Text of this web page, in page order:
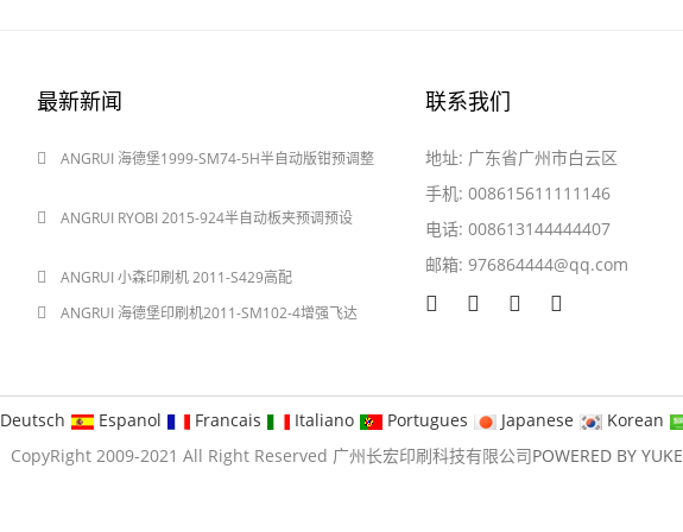
最新新闻
ANGRUI 海德堡1999-SM74-5H半自动版钳预调整
ANGRUI RYOBI 2015-924半自动板夹预调预设
ANGRUI 小森印刷机 2011-S429高配
ANGRUI 海德堡印刷机2011-SM102-4增强飞达
联系我们
地址: 广东省广州市白云区
手机: 008615611111146
电话: 008613144444407
邮箱: 976864444@qq.com
Deutsch Espanol Francais Italiano Portugues Japanese Korean
CopyRight 2009-2021 All Right Reserved 广州长宏印刷科技有限公司POWERED BY YUKE